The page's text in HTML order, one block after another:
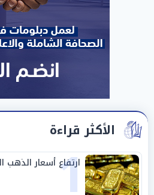
الأكثر قراءة
1
ارتفاع أسعار